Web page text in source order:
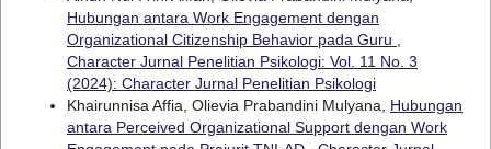
Hubungan antara Work Engagement dengan
Organizational Citizenship Behavior pada Guru
Character Jurnal Penelitian Psikologi: Vol. 11 No. 3
(2024): Character Jurnal Penelitian Psikologi
Khairunnisa Affia, Olievia Prabandini Mulyana, Hubungan
antara Perceived Organizational Support dengan Work